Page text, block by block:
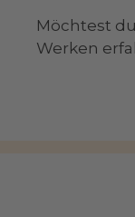
Möchtest
Werken